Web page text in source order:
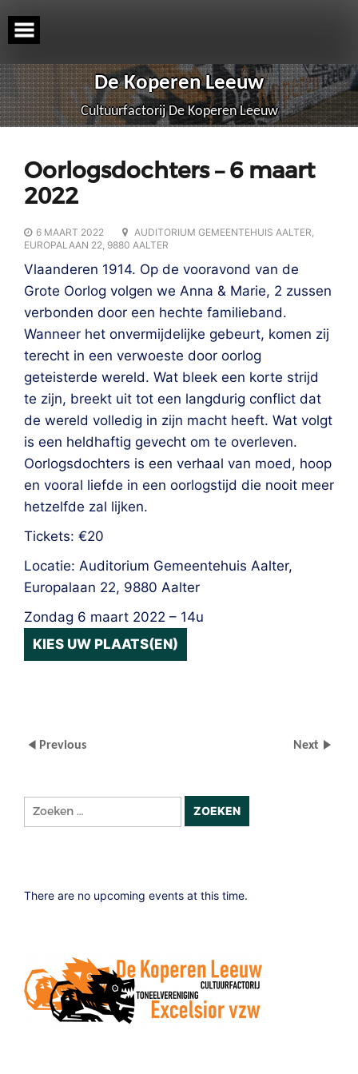
to
content
De Koperen Leeuw
Cultuurfactorij De Koperen Leeuw
Oorlogsdochters – 6 maart
2022
6 MAART 2022
AUDITORIUM GEMEENTEHUIS AALTER,
EUROPALAAN 22, 9880 AALTER
Vlaanderen 1914. Op de vooravond van de
Grote Oorlog volgen we Anna & Marie, 2 zussen
verbonden door een hechte familieband.
Wanneer het onvermijdelijke gebeurt, komen zij
terecht in een verwoeste door oorlog
geteisterde wereld. Wat bleek een korte strijd
te zijn, breekt uit tot een langdurig conflict dat
de wereld volledig in zijn macht heeft. Wat volgt
is een heldhaftig gevecht om te overleven.
Oorlogsdochters is een verhaal van moed, hoop
en vooral liefde in een oorlogstijd die nooit meer
hetzelfde zal lijken.
Tickets: €20
Locatie: Auditorium Gemeentehuis Aalter,
Europalaan 22, 9880 Aalter
Zondag 6 maart 2022 – 14u
KIES UW PLAATS(EN)
Previous Next
Zoeken
naar:
There are no upcoming events at this time.